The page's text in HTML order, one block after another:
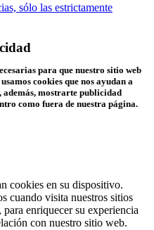
sólo las estrictamente
para que nuestro sitio web
cookies que nos ayudan a
además, mostrarte publicidad
como fuera de nuestra página.
cookies en su dispositivo.
cuando visita nuestros sitios
enriquecer su experiencia
con nuestro sitio web.